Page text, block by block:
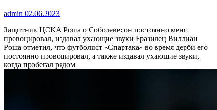
admin 02.06.2023
Защитник ЦСКА Роша о Соболеве: он постоянно меня
провоцировал, издавал ухающие звуки Бразилец Виллиан
Роша отметил, что футболист «Спартака» во время дерби его
постоянно провоцировал, а также издавал ухающие звуки,
когда пробегал рядом